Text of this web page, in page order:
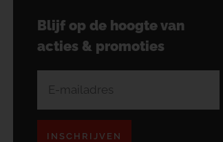
Blijf op de hoogte van
acties & promoties
INSCHRIJVEN